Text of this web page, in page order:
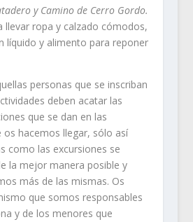
y Camino de Cerro Gordo.
llevar ropa y calzado cómodos,
líquido y alimento para reponer
personas que se inscriban
deben acatar las
que se dan en las
os hacemos llegar, sólo así
como las excursiones se
la mejor manera posible y
más de las mismas. Os
que somos responsables
y de los menores que